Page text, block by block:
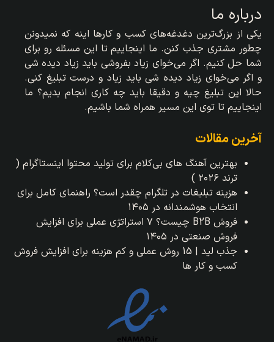
درباره ما
یکی از بزرگ‌ترین دغدغه‌های کسب و کارها اینه که نمیدونن
چطور مشتری جذب کنن. ما اینجاییم تا این مسئله رو برای
شما حل کنیم. اگر می‌خوای زیاد بفروشی باید زیاد دیده شی
و اگر می‌خوای زیاد دیده شی باید زیاد و درست تبلیغ کنی.
حالا این تبلیغ چیه و دقیقا باید چه کاری انجام بدیم؟ ما
اینجاییم تا توی این مسیر همراه شما باشیم.
آخرین مقالات
بهترین آهنگ های بی‌کلام برای تولید محتوا اینستاگرام (
ترند ۲۰۲۶ )
هزینه تبلیغات در تلگرام چقدر است؟ راهنمای کامل برای
انتخاب هوشمندانه در ۱۴۰۵
فروش B2B چیست؟ ۷ استراتژی عملی برای افزایش
فروش صنعتی در ۱۴۰۵
جذب لید | 15 روش عملی و کم هزینه برای افزایش فروش
کسب و کار ها